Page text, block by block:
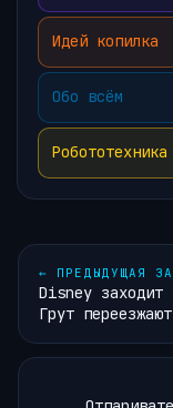
Идей копилка
Обо всём
Робототехника
← ПРЕДЫДУЩАЯ
Disney
Грут